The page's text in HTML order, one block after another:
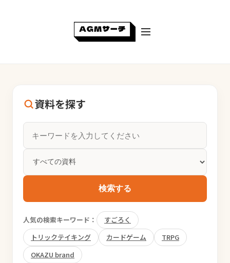
資料を探す
検索する
人気の検索キーワード：
すごろく
トリックテイキング
カードゲーム
TRPG
OKAZU brand